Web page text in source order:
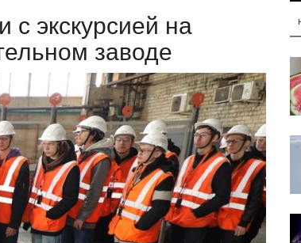
экскурсией на
заводе